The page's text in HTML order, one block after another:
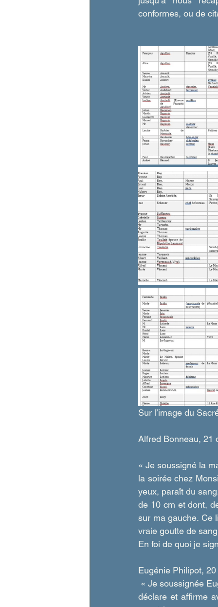
Sur l’image du
Alfred Bonneau, 21
« Je soussigné la
la soirée chez
yeux, paraît du
de 10 cm et dont,
sur ma gauche. Ce
vraie goutte de
En foi de quoi je
Eugénie Philipot,
« Je soussignée
déclare et affirme